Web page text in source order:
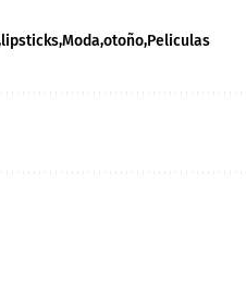
lipsticksModaotoño Peliculas